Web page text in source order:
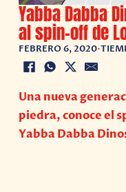
Yabba Dabba
al spin-off de
FEBRERO 6, 2020•
Una nueva
piedra, conoce el
Yabba Dabba